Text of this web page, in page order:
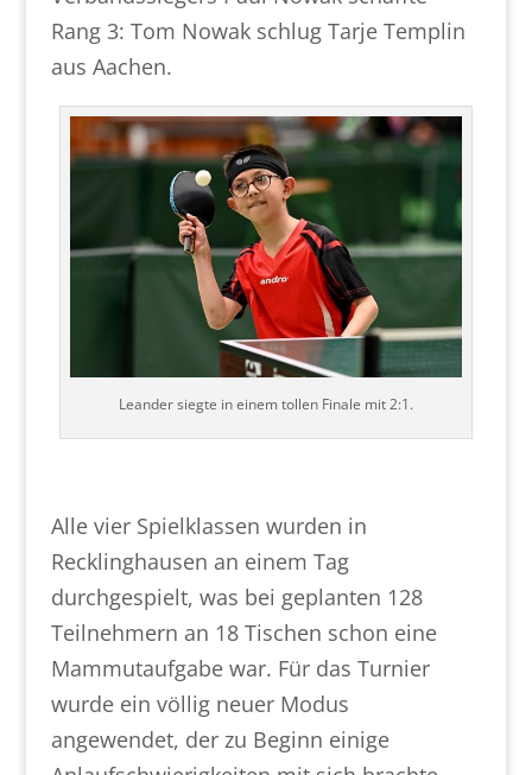
Rang 3: Tom Nowak schlug Tarje Templin
aus Aachen.
Leander siegte in einem tollen Finale mit 2:1.
Alle vier Spielklassen wurden in
Recklinghausen an einem Tag
durchgespielt, was bei geplanten 128
Teilnehmern an 18 Tischen schon eine
Mammutaufgabe war. Für das Turnier
wurde ein völlig neuer Modus
angewendet, der zu Beginn einige